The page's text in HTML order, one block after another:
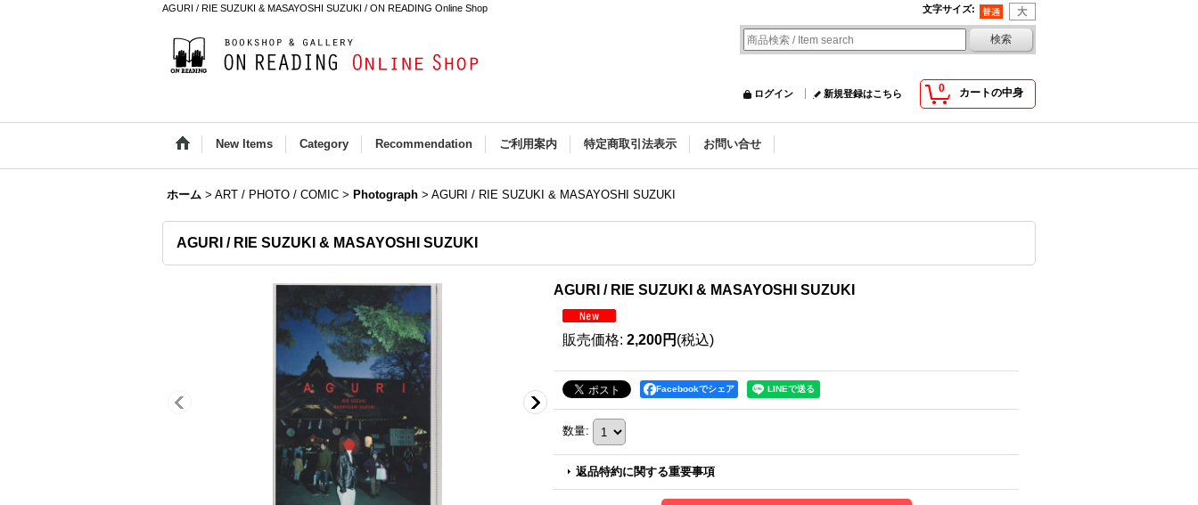
AGURI / RIE SUZUKI & MASAYOSHI SUZUKI / ON READING Online Shop 文字サイズ:
0 カートの中身
ログイン 新規登録はこちら
New Items Category Recommendation ご利用案内 特定商取引法表示 お問い合せ
ホーム > ART / PHOTO / COMIC > Photograph > AGURI / RIE SUZUKI & MASAYOSHI SUZUKI
AGURI / RIE SUZUKI & MASAYOSHI SUZUKI
AGURI / RIE SUZUKI & MASAYOSHI SUZUKI
販売価格: 2,200円 (税込)
Facebookでシェア
数量:
返品特約に関する重要事項